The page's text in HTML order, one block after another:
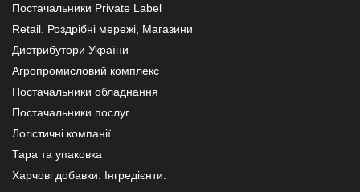
Постачальники Private Label
Retail. Роздрібні мережі, Магазини
Дистрибутори України
Агропромисловий комплекс
Постачальники обладнання
Постачальники послуг
Логістичні компанії
Тара та упаковка
Харчові добавки. Інгредієнти.